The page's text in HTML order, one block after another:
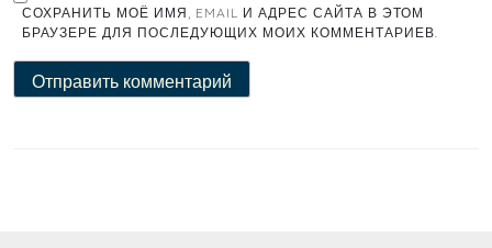
СОХРАНИТЬ МОЁ ИМЯ, EMAIL И АДРЕС САЙТА В ЭТОМ
БРАУЗЕРЕ ДЛЯ ПОСЛЕДУЮЩИХ МОИХ КОММЕНТАРИЕВ.